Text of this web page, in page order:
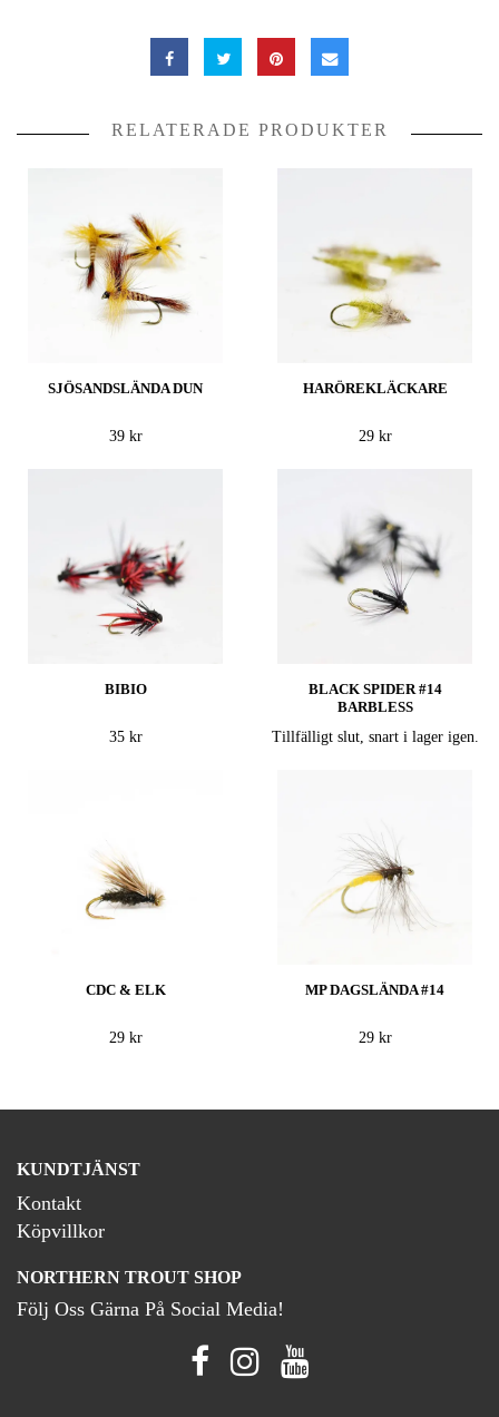
RELATERADE PRODUKTER
SJÖSANDSLÄNDA DUN
39 kr
HARÖREKLÄCKARE
29 kr
BIBIO
35 kr
BLACK SPIDER #14
BARBLESS
Tillfälligt slut, snart i lager igen.
CDC & ELK
29 kr
MP DAGSLÄNDA #14
29 kr
KUNDTJÄNST
Kontakt
Köpvillkor
NORTHERN TROUT SHOP
Följ Oss Gärna På Social Media!